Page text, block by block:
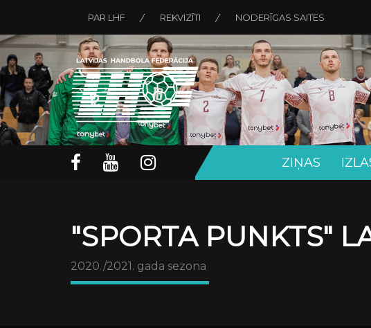
PAR LHF REKVIZĪTI NODERĪGAS SAITES
ZIŅAS
"SPORTA PUNKTS"
2020./2021. gada sezona